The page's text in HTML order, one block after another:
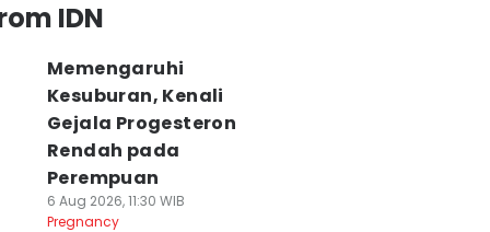
IDN
Memengaruhi
Kesuburan, Kenali
Gejala Progesteron
Rendah pada
Perempuan
6 Aug 2026, 11:30 WIB
Pregnancy